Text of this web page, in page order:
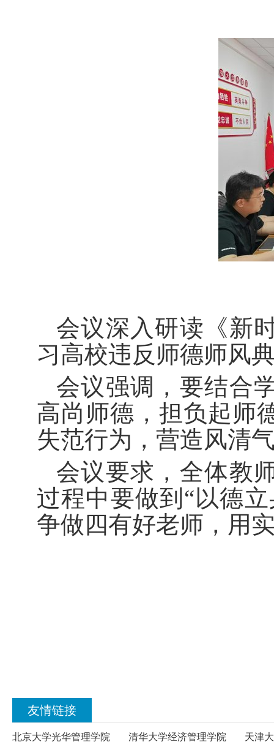
会议深入研读《新
习高校违反师德师风
会议强调，要结合
高尚师德，担负起师
失范行为，营造风清
会议要求，全体教
过程中要做到“以德
争做四有好老师，用
友情链接
北京大学光华管理学院 清华大学经济管理学院
天津